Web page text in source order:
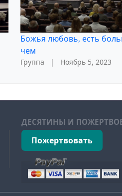
Божья любовь, есть
чем
Группа | Ноябрь 5, 2023
ДЕСЯТИНЫ И
Пожертвовать